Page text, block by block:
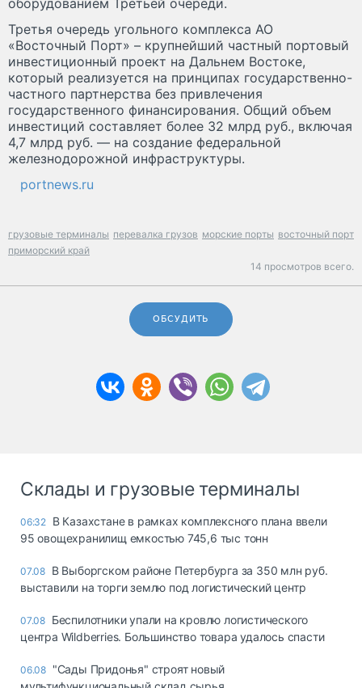
Третья очередь угольного комплекса АО
«Восточный Порт» – крупнейший частный портовый
инвестиционный проект на Дальнем Востоке,
который реализуется на принципах государственно-
частного партнерства без привлечения
государственного финансирования. Общий объем
инвестиций составляет более 32 млрд руб., включая
4,7 млрд руб. — на создание федеральной
железнодорожной инфраструктуры.
portnews.ru
грузовые терминалы перевалка грузов морские порты восточный порт
приморский край
14 просмотров всего.
ОБСУДИТЬ
Склады и грузовые терминалы
06:32 В Казахстане в рамках комплексного плана ввели
95 овощехранилищ емкостью 745,6 тыс тонн
07.08 В Выборгском районе Петербурга за 350 млн руб.
выставили на торги землю под логистический центр
07.08 Беспилотники упали на кровлю логистического
центра Wildberries. Большинство товара удалось спасти
06.08 "Сады Придонья" строят новый